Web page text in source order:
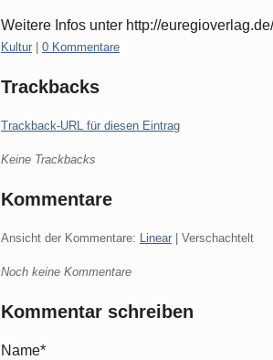
Weitere Infos unter http://
Kategorien:
Kultur 0 Kommentare
Trackbacks
Trackback-URL für diesen Eintrag
Keine Trackbacks
Kommentare
Ansicht der Kommentare: Linear | Verschachtelt
Noch keine Kommentare
Kommentar schreiben
Name*